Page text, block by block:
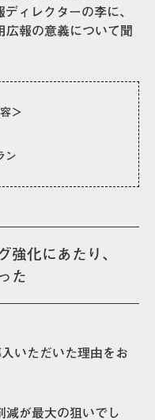
ィレクターの李に、
広報の意義について聞
＞
ン
強化にあたり、
た
いただいた理由をお
減が最大の狙いでし